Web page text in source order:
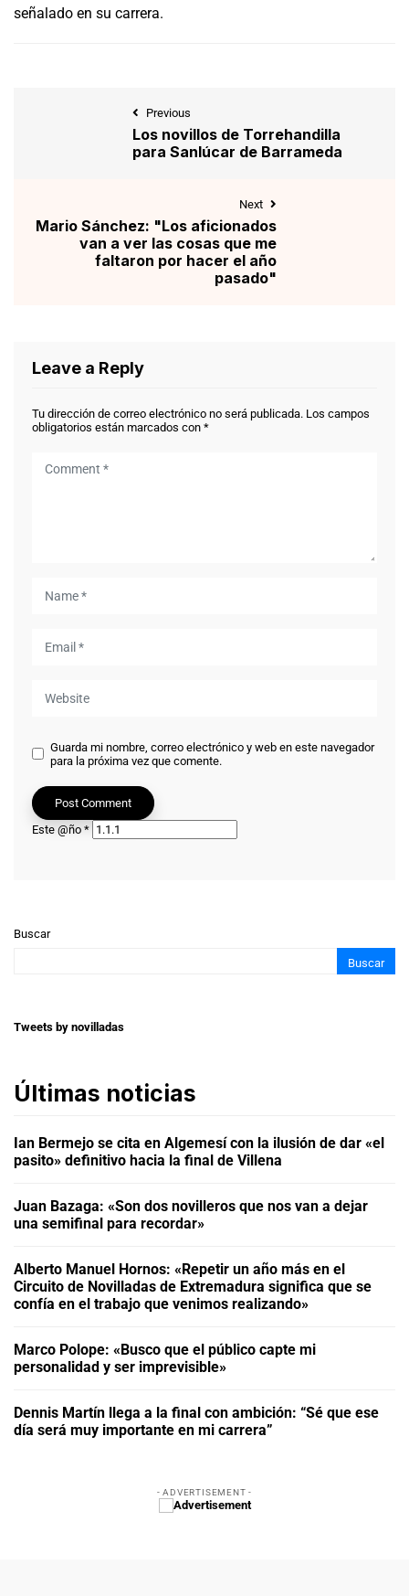
señalado en su carrera.
Previous
Los novillos de Torrehandilla
para Sanlúcar de Barrameda
Next
Mario Sánchez: "Los aficionados
van a ver las cosas que me
faltaron por hacer el año
pasado"
Leave a Reply
Tu dirección de correo electrónico no será publicada. Los campos
obligatorios están marcados con *
Guarda mi nombre, correo electrónico y web en este navegador
para la próxima vez que comente.
Este @ño *
Buscar
Buscar
Tweets by novilladas
Últimas noticias
Ian Bermejo se cita en Algemesí con la ilusión de dar «el
pasito» definitivo hacia la final de Villena
Juan Bazaga: «Son dos novilleros que nos van a dejar
una semifinal para recordar»
Alberto Manuel Hornos: «Repetir un año más en el
Circuito de Novilladas de Extremadura significa que se
confía en el trabajo que venimos realizando»
Marco Polope: «Busco que el público capte mi
personalidad y ser imprevisible»
Dennis Martín llega a la final con ambición: “Sé que ese
día será muy importante en mi carrera”
- ADVERTISEMENT -